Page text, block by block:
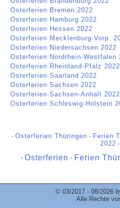
Osterferien Bremen 2022
Osterferien Hamburg 2022
Osterferien Hessen 2022
Osterferien Mecklenburg-Vorp.
Osterferien Niedersachsen 2022
Osterferien Nordrhein-Westfalen
Osterferien Rheinland-Pfalz 2022
Osterferien Saarland 2022
Osterferien Sachsen 2022
Osterferien Sachsen-Anhalt 2022
Osterferien Schleswig-Holstein
∙ Osterferien Thüringen ∙ Ferien
2022 ∙
∙ Osterferien ∙ Ferien
© 03/2017 - 08/2026
Alle Rechte